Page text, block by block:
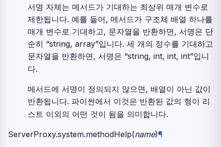
서명 자체는 메서드가 기대하는 최상위 매개 변수로
제한됩니다. 예를 들어, 메서드가 구조체 배열 하나를
매개 변수로 기대하고, 문자열을 반환하면, 서명은 단
순히 “string, array”입니다. 세 개의 정수를 기대하고
문자열을 반환하면, 서명은 “string, int, int, int”입니
다.
메서드에 서명이 정의되지 않으면, 배열이 아닌 값이
반환됩니다. 파이썬에서 이것은 반환된 값의 형이 리
스트 이외의 어떤 것이 됨을 의미합니다.
ServerProxy.system.methodHelp(name)¶